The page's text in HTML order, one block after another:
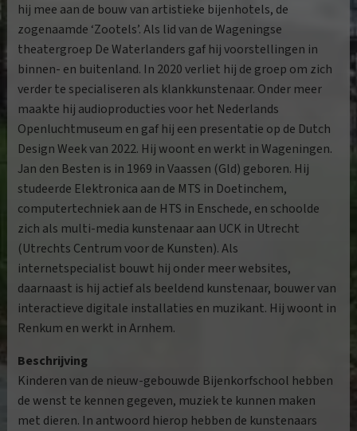
hij mee aan de bouw van artistieke bijenhotels, de
zogenaamde ‘Zootels’. Als lid van de Wageningse
theatergroep De Waterlanders gaf hij voorstellingen in
binnen- en buitenland. In 2020 verliet hij de groep om zich
verder te specialiseren als klankkunstenaar. Onder meer
maakte hij audioproducties voor het Nederlands
Openluchtmuseum en gaf hij een presentatie op de Dutch
Design Week van 2022. Hij woont en werkt in Wageningen.
Jan den Besten is in 1969 in Vaassen (Gld) geboren. Hij
studeerde Elektronica aan de MTS in Doetinchem,
computertechniek aan de HTS in Enschede, en schoolde
zich als multi-media kunstenaar aan UCK in Utrecht
(Utrechts Centrum voor de Kunsten). Als
internetspecialist bouwt hij onder meer websites,
daarnaast is hij actief als beeldend kunstenaar, bouwer van
interactieve digitale installaties en muzikant. Hij woont in
Renkum en werkt in Arnhem.
Beschrijving
Kinderen van de nieuw-gebouwde Bijenkorfschool hebben
de wenst te kennen gegeven, muziek te kunnen maken
met dieren. In antwoord hierop hebben de kunstenaars